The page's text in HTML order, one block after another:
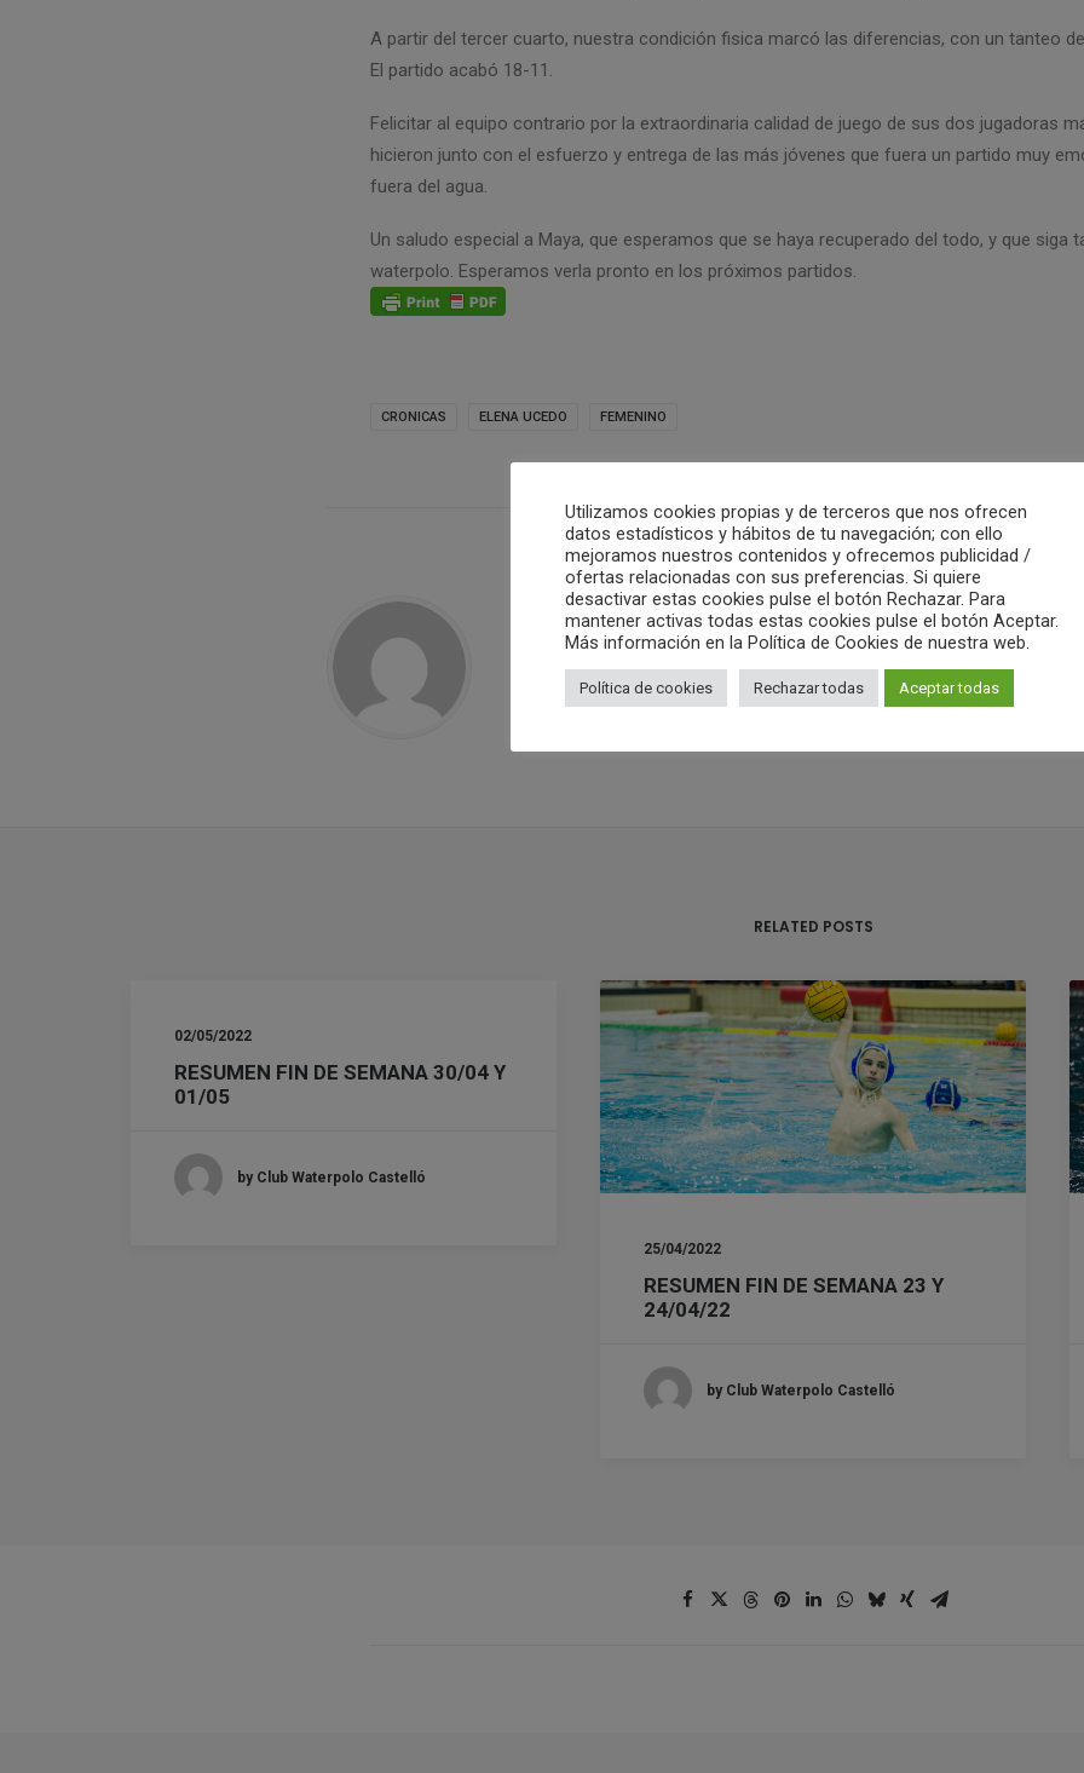
A partir del tercer cuarto, nuestra condición fisica marcó las diferencias, con un tanteo
El partido acabó 18-11.
Felicitar al equipo contrario por la extraordinaria calidad de juego de sus dos jugadoras
hicieron junto con el esfuerzo y entrega de las más jóvenes que fuera un partido muy
fuera del agua.
Un saludo especial a Maya, que esperamos que se haya recuperado del todo, y que siga
waterpolo. Esperamos verla pronto en los próximos partidos.
CRONICAS ELENA UCEDO FEMENINO
Club Waterpolo Castelló
ALL AUTHOR POSTS
RELATED POSTS
02/05/2022
RESUMEN FIN DE SEMANA 30/04 Y
01/05
by Club Waterpolo Castelló
25/04/2022
RESUMEN FIN DE SEMANA 23 Y
24/04/22
by Club Waterpolo Castelló
Utilizamos cookies propias y de terceros que nos ofrecen
datos estadísticos y hábitos de tu navegación; con ello
mejoramos nuestros contenidos y ofrecemos publicidad /
ofertas relacionadas con sus preferencias. Si quiere
desactivar estas cookies pulse el botón Rechazar. Para
mantener activas todas estas cookies pulse el botón Aceptar.
Más información en la Política de Cookies de nuestra web.
Política de cookies Rechazar todas Aceptar todas